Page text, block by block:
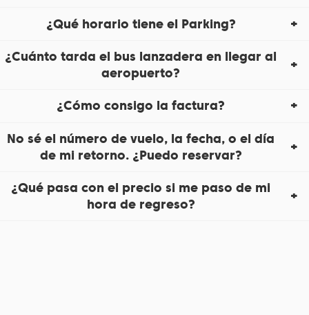
¿Qué horario tiene el Parking?
¿Cuánto tarda el bus lanzadera en llegar al
aeropuerto?
¿Cómo consigo la factura?
No sé el número de vuelo, la fecha, o el día
de mi retorno. ¿Puedo reservar?
¿Qué pasa con el precio si me paso de mi
hora de regreso?